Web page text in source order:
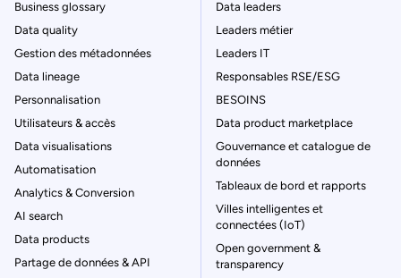
Business glossary
Data quality
Gestion des métadonnées
Data lineage
Personnalisation
Utilisateurs & accès
Data visualisations
Automatisation
Analytics & Conversion
AI search
Data products
Partage de données & API
Data leaders
Leaders métier
Leaders IT
Responsables RSE/ESG
BESOINS
Data product marketplace
Gouvernance et catalogue de
données
Tableaux de bord et rapports
Villes intelligentes et
connectées (IoT)
Open government &
transparency